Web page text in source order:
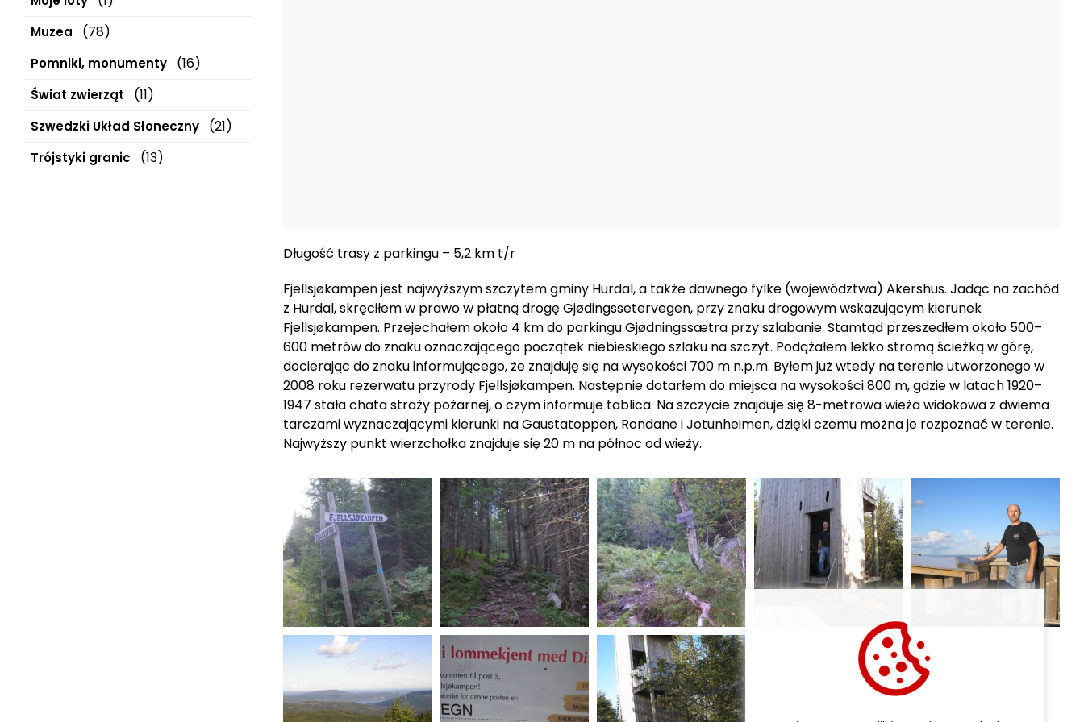
Muzea (78)
Pomniki, monumenty (16)
Świat zwierząt (11)
Szwedzki Układ Słoneczny (21)
Trójstyki granic (13)
Długość trasy z parkingu – 5,2 km t/r
Fjellsjøkampenjest najwyższym szczytem gminy Hurdal, a także dawnego fylke (województwa) Akershus. Jadąc na zachód
z Hurdal, skręciłem w prawo w płatną drogę Gjødingssetervegen, przy znaku drogowym wskazującym kierunek
Fjellsjøkampen. Przejechałem około 4 km do parkingu Gjødningssætra przy szlabanie. Stamtąd przeszedłem około 500–
600 metrów do znaku oznaczającego początek niebieskiego szlaku na szczyt. Podążałem lekko stromą ścieżką w górę,
docierając do znaku informującego, że znajduję się na wysokości 700 m n.p.m. Byłem już wtedy na terenie utworzonego w
2008 roku rezerwatu przyrody Fjellsjøkampen. Następnie dotarłem do miejsca na wysokości 800 m, gdzie w latach 1920–
1947 stała chata straży pożarnej, o czym informuje tablica. Na szczycie znajduje się 8-metrowa wieża widokowa z dwiema
tarczami wyznaczającymi kierunki naGaustatoppen, RondaneiJotunheimen, dzięki czemu można je rozpoznać w terenie.
Najwyższy punkt wierzchołka znajduje się 20 m na północ od wieży.